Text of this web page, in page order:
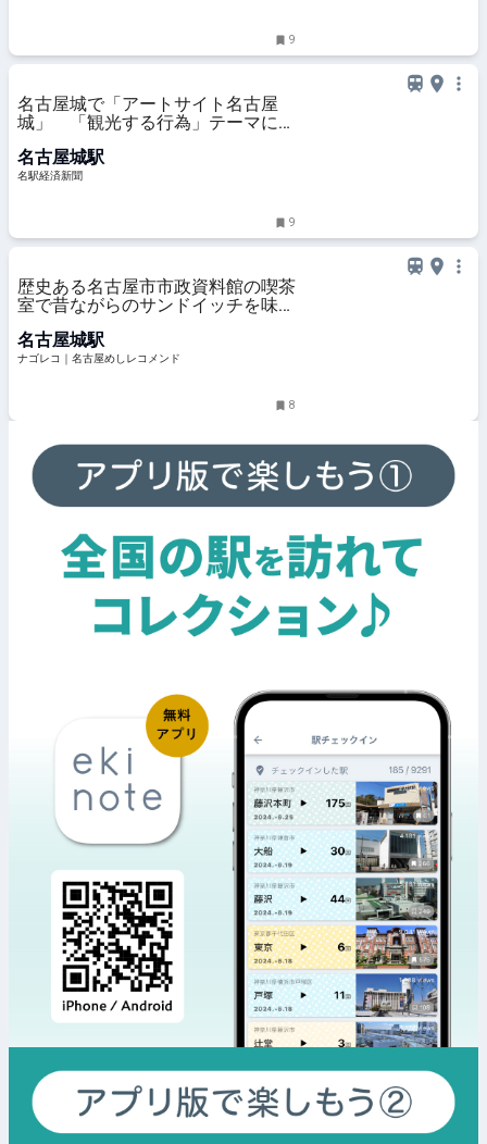
9
名古屋城で「アートサイト名古屋
城」 「観光する行為」テーマに制
名古屋城駅
名駅経済新聞
9
歴史ある名古屋市市政資料館の喫茶
室で昔ながらのサンドイッチを味わ
名古屋城駅
ナゴレコ｜名古屋めしレコメンド
8